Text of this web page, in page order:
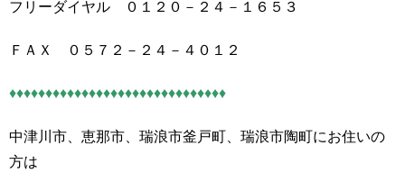
フリーダイヤル ０１２０－２４－１６５３
ＦＡＸ ０５７２－２４－４０１２
♦♦♦♦♦♦♦♦♦♦♦♦♦♦♦♦♦♦♦♦♦♦♦♦♦♦♦♦♦♦
中津川市、恵那市、瑞浪市釜戸町、瑞浪市陶町にお住いの
方は